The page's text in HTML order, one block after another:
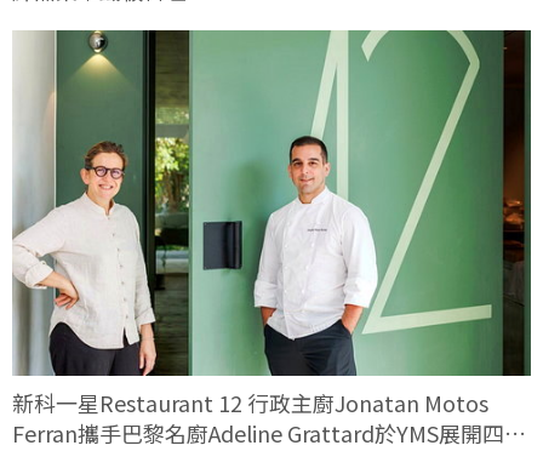
新科一星Restaurant 12 行政主廚Jonatan Motos
Ferran攜手巴黎名廚Adeline Grattard於YMS展開四手